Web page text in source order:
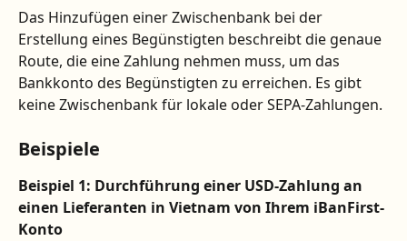
Das Hinzufügen einer Zwischenbank bei der
Erstellung eines Begünstigten beschreibt die genaue
Route, die eine Zahlung nehmen muss, um das
Bankkonto des Begünstigten zu erreichen. Es gibt
keine Zwischenbank für lokale oder SEPA-Zahlungen.
Beispiele
Beispiel 1: Durchführung einer USD-Zahlung an
einen Lieferanten in Vietnam von Ihrem iBanFirst-
Konto